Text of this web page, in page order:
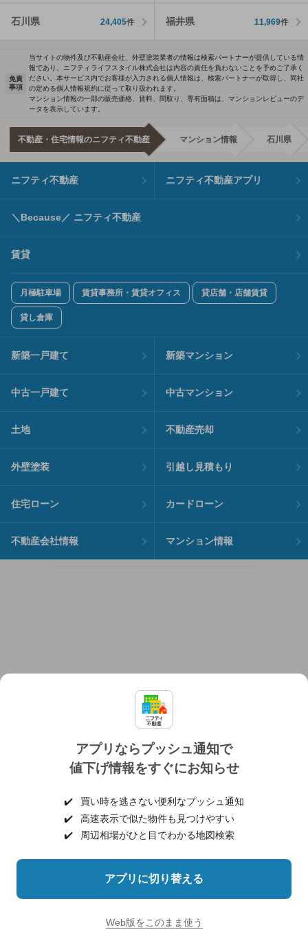
石川県 24,405件 福井県 11,969件
アプリならプッシュ通知で
値下げ情報をすぐにお知らせ
✔️
買い時を逃さない便利なプッシュ通知
✔️
高速表示で似た物件も見つけやすい
✔️
周辺相場がひと目でわかる地図検索
アプリに切り替える
Web版をこのまま使う
免責
事項
当サイトの物件及び不動産会社、外壁塗装業者の情報は検索パートナーが提供している情
報であり、ニフティライフスタイル株式会社は内容の責任を負わないことを予めご了承く
ださい。本サービス内でお客様が入力される個人情報は、検索パートナーが取得し、同社
の定める個人情報規約に従って取り扱われます。
マンション情報の一部の販売価格、賃料、間取り、専有面積は、マンションレビューのデ
ータを表示しています。
不動産・住宅情報のニフティ不動産 マンション情報 石川県
ニフティ不動産 ニフティ不動産アプリ
＼Because／ ニフティ不動産
賃貸
月極駐車場 賃貸事務所・賃貸オフィス 貸店舗・店舗賃貸
貸し倉庫
新築一戸建て 新築マンション
中古一戸建て 中古マンション
土地 不動産売却
外壁塗装 引越し見積もり
住宅ローン カードローン
不動産会社情報 マンション情報
個人情報保護ポリシー 利用規約
ヘルプ・お問い合わせ 採用情報
©NIFTY Lifestyle Co., Ltd.